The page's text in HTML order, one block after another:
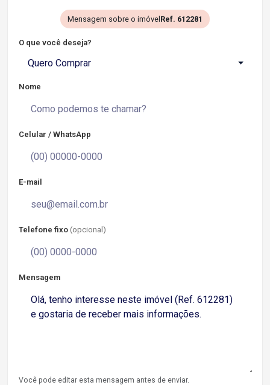
Mensagem sobre o imóvel Ref. 612281
O que você deseja?
Quero Comprar
Nome
Celular / WhatsApp
E-mail
Telefone fixo (opcional)
Mensagem
Você pode editar esta mensagem antes de enviar.